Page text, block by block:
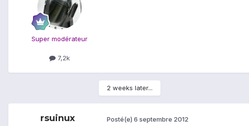
Super modérateur
7,2k
2 weeks later...
rsuinux Posté(e) 6 septembre 2012